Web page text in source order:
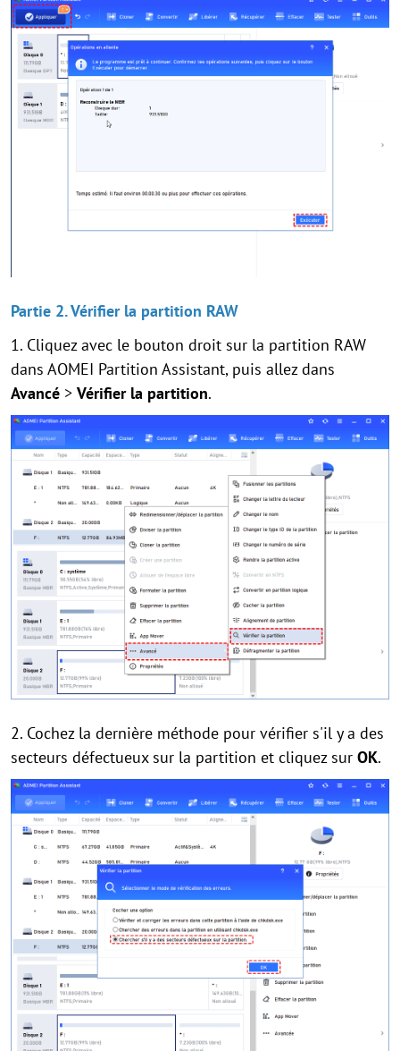
Partie 2. Vérifier la partition RAW
1. Cliquez avec le bouton droit sur la partition RAW
dans AOMEI Partition Assistant, puis allez dans
Avancé > Vérifier la partition.
2. Cochez la dernière méthode pour vérifier s'il y a des
secteurs défectueux sur la partition et cliquez sur OK.